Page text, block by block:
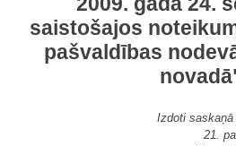
saistošajos
pašvaldības
Izdoti
21.